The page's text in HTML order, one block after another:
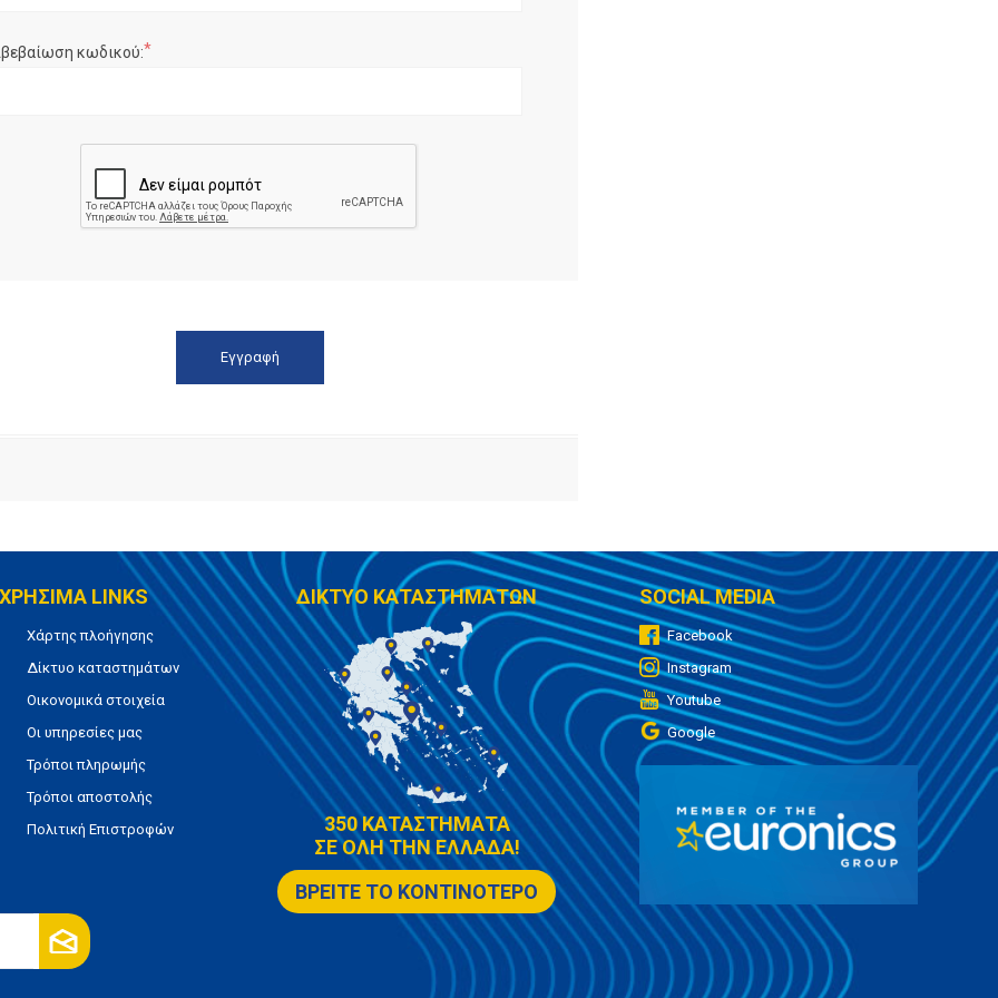
κωδικού:*
ΧΡΗΣΙΜΑ LINKS
Χάρτης πλοήγησης
Δίκτυο καταστημάτων
Οικονομικά στοιχεία
Οι υπηρεσίες μας
Τρόποι πληρωμής
Τρόποι αποστολής
Πολιτική Επιστροφών
ΔΙΚΤΥΟ ΚΑΤΑΣΤΗΜΑΤΩΝ
350 ΚΑΤΑΣΤΗΜΑΤΑ
ΣΕ ΟΛΗ ΤΗΝ ΕΛΛΑΔΑ!
ΒΡΕΙΤΕ ΤΟ ΚΟΝΤΙΝΟΤΕΡΟ
SOCIAL MEDIA
Facebook
Instagram
Youtube
Google